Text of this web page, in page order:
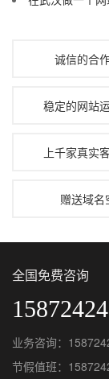
诚信的合
稳定的网站
上千家真实
赠送域名
全国免费咨询
业务咨询：
节假值班：